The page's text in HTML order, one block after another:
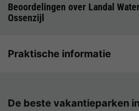
Beoordelingen over Landal
Ossenzijl
Praktische informatie
De beste vakantieparken